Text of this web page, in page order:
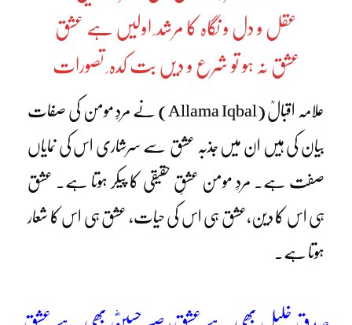
عقل و دل و نگاہ کا مرشد ِ اولیں ہے عشق
عشق نہ ہو تو شرع و دیں بت کدہ ِ تصورات
علامہ اقبالؒ (Allama Iqbal) نے مردِ مومن کی صفات
بیان کی ہیں ان میں جذبہ عشق سے سرشاری اس کی نمایاں
صفت ہے۔ مردِ مومن عشقِ حقیقی کا پیکر ہوتا ہے۔ عشق
ہی اس کا دین،عشق ہی اس کی حیات، عشق ہی اس کا شعار
ہوتا ہے۔